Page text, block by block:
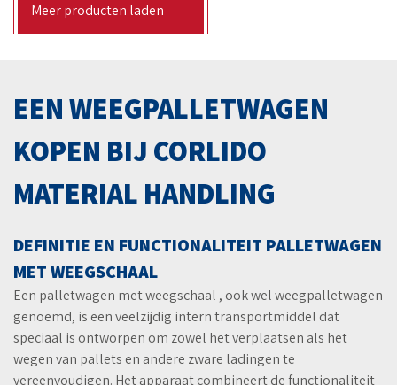
Meer producten laden
EEN WEEGPALLETWAGEN
KOPEN BIJ CORLIDO
MATERIAL HANDLING
DEFINITIE EN FUNCTIONALITEIT PALLETWAGEN
MET WEEGSCHAAL
Een palletwagen met weegschaal , ook wel weegpalletwagen
genoemd, is een veelzijdig intern transportmiddel dat
speciaal is ontworpen om zowel het verplaatsen als het
wegen van pallets en andere zware ladingen te
vereenvoudigen. Het apparaat combineert de functionaliteit